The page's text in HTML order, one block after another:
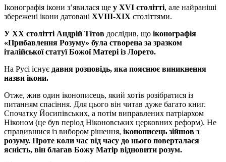
Іконографія ікони зʼявилася ще у XVI столітті, але найраніші
збережені ікони датовані XVIII-XIX століттями.
У ХХ столітті Андрій Тітов дослідив, що іконографія
«Прибавлення Розуму» була створена за зразком
італійської статуї Божої Матері із Лорето.
На Русі існує давня розповідь, яка пояснює виникнення
назви ікони.
Отже, жив один іконописець, який хотів розібратися із
питанням спасіння. Для цього він читав дуже багато книг.
Спочатку Йосипівських, а потім виправлених патріархом
Ніконом (це був період Ніконовських церковних реформ). Не
справившися із вибором рішення, іконописець зійшов з
розуму. Проте коли час від часу до нього поверталася
ясність, він благав Божу Матір відновити розум.